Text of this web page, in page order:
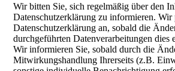
Wir bitten Sie, sich regelmäßig über den
Datenschutzerklärung zu informieren. Wir
Datenschutzerklärung an, sobald die
durchgeführten Datenverarbeitungen dies
Wir informieren Sie, sobald durch die
Mitwirkungshandlung Ihrerseits (z.B.